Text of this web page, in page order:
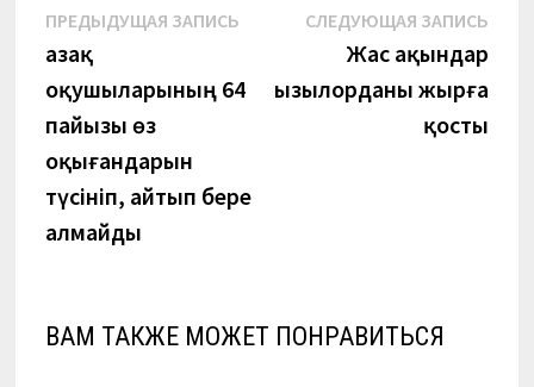
Навигация
по
записям
ПРЕДЫДУЩАЯ ЗАПИСЬПредыдущая
Қазақ
оқушыларының 64
пайызы өз
оқығандарын
түсініп, айтып бере
алмайды
СЛЕДУЮЩАЯ ЗАПИСЬ
Жас ақындар
Қызылорданы жырға
қосты
ВАМ ТАКЖЕ МОЖЕТ ПОНРАВИТЬСЯ